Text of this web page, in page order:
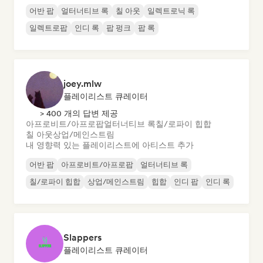
어반 팝 얼터너티브 록 칠 아웃
일렉트로닉 록
일렉트로팝
인디 록 팝 펑크 팝 록
joey.mlw
플레이리스트 큐레이터
> 400 개의 답변 제공
아프로비트/아프로팝얼터너티브 록칠/로파이 힙합
칠 아웃상업/메인스트림
내 영향력 있는 플레이리스트에 아티스트 추가
어반 팝 아프로비트/아프로팝
얼터너티브 록
칠/로파이 힙합
상업/메인스트림 힙합 인디 팝 인디 록
Slappers
플레이리스트 큐레이터